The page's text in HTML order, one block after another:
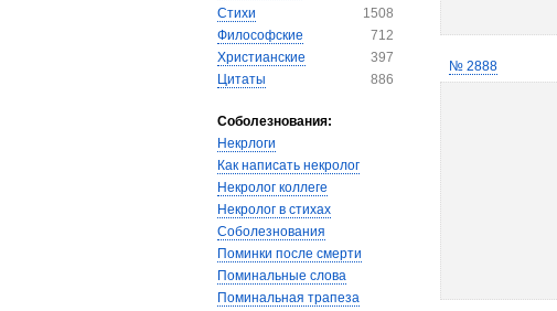
Стихи
1508
Философские
712
Христианские
397
Цитаты
886
Соболезнования:
Некрлоги
Как написать некролог
Некролог коллеге
Некролог в стихах
Соболезнования
Поминки после смерти
Поминальные слова
Поминальная трапеза
№ 2888